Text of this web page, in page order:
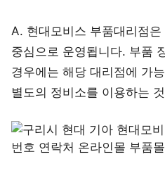
A. 현대모비스 부품대리점
중심으로 운영됩니다. 부품
경우에는 해당 대리점에 가
별도의 정비소를 이용하는